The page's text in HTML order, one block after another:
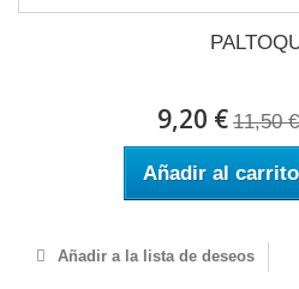
9,20 € 11,50 €
Añadir al carrito
Añadir a la lista de deseos